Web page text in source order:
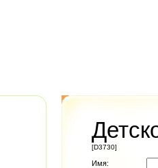
[D3730]
Имя: